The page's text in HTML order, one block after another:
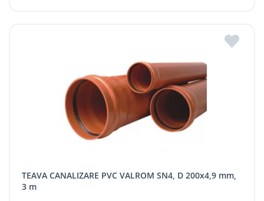
TEAVA CANALIZARE PVC VALROM SN4, D 200x4,9 mm,
3 m